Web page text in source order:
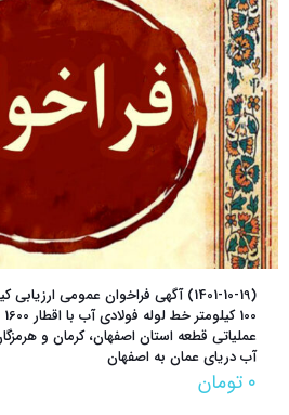
(1401-10-19) آگهی فراخوان عمومی
عملیاتی قطعه استان اصفهان، کرمان و
آب دریای عمان به اصفهان
۰ تومان